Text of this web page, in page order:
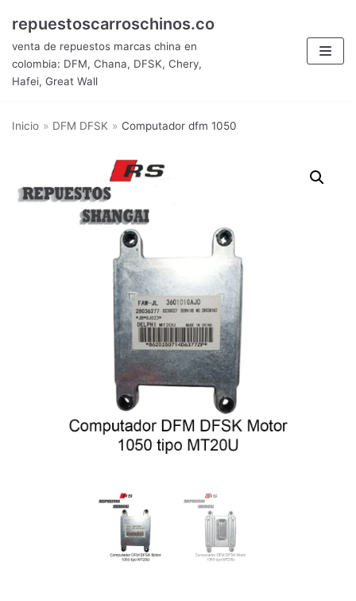
Saltar
contenido
repuestoscarroschinos.co
venta de repuestos marcas china en
colombia: DFM, Chana, DFSK, Chery,
Hafei, Great Wall
Inicio » DFM DFSK » Computador dfm 1050